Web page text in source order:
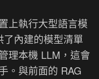
上執行大型語言模
內建的模型清單
理本機 LLM，這會
。與前面的 RAG